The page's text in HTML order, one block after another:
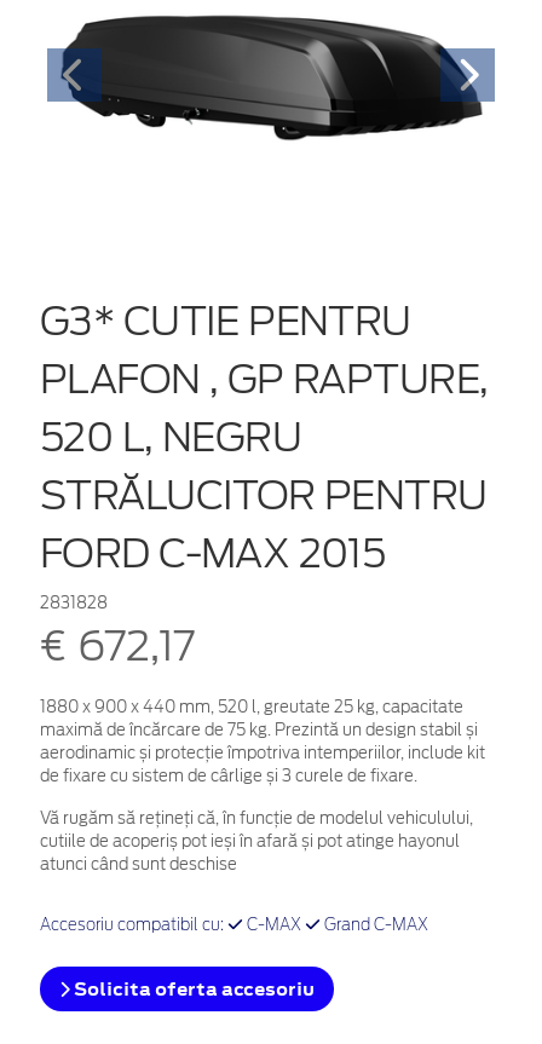
G3* CUTIE PENTRU
PLAFON , GP RAPTURE,
520 L, NEGRU
STRĂLUCITOR PENTRU
FORD C-MAX 2015
2831828
€ 672,17
1880 x 900 x 440 mm, 520 l, greutate 25 kg, capacitate
maximă de încărcare de 75 kg. Prezintă un design stabil și
aerodinamic și protecție împotriva intemperiilor, include kit
de fixare cu sistem de cârlige și 3 curele de fixare.
Vă rugăm să rețineți că, în funcție de modelul vehiculului,
cutiile de acoperiș pot ieși în afară și pot atinge hayonul
atunci când sunt deschise
Accesoriu compatibil cu: C-MAX Grand C-MAX
Solicita oferta accesoriu